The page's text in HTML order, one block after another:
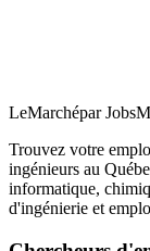
LeMarchépar
Trouvez votre
ingénieurs au
informatique,
d'ingénierie et